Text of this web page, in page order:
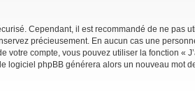
Cependant, il est recommandé de ne
précieusement. En aucun cas une
compte, vous pouvez utiliser la fonction
logiciel phpBB générera alors un nouveau mot